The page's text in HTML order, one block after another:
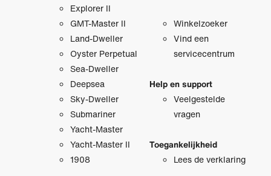
Explorer II
GMT-Master II
Land-Dweller
Oyster Perpetual
Sea-Dweller
Deepsea
Sky-Dweller
Submariner
Yacht-Master
Yacht-Master II
1908
Winkelzoeker
Vind een
servicecentrum
Help en support
Veelgestelde
vragen
Toegankelijkheid
Lees de verklaring